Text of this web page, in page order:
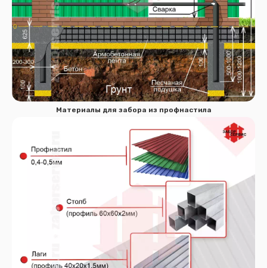
Материалы для забора из профнастила
Спасибо за обращение, наш специалист свяжется с
Вами.